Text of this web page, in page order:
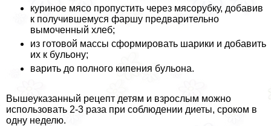
куриное мясо пропустить через мясорубку, добавив
к получившемуся фаршу предварительно
вымоченный хлеб;
из готовой массы сформировать шарики и добавить
их к бульону;
варить до полного кипения бульона.
Вышеуказанный рецепт детям и взрослым можно
использовать 2-3 раза при соблюдении диеты, сроком в
одну неделю.